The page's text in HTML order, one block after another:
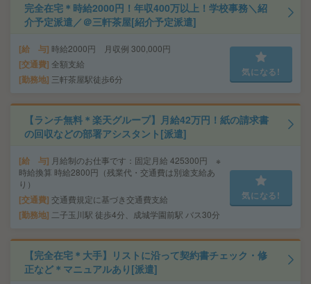
完全在宅＊時給2000円！年収400万以上！学校事務＼紹
介予定派遣／＠三軒茶屋[紹介予定派遣]
給 与 時給2000円 月収例 300,000円
交通費 全額支給
勤務地 三軒茶屋駅徒歩6分
気になる!
【ランチ無料＊楽天グループ】月給42万円！紙の請求書
の回収などの部署アシスタント[派遣]
給 与 月給制のお仕事です：固定月給 425300円 ※
時給換算 時給2800円（残業代・交通費は別途支給あ
り）
交通費 交通費規定に基づき交通費支給
勤務地 二子玉川駅 徒歩4分、成城学園前駅 バス30分
気になる!
【完全在宅＊大手】リストに沿って契約書チェック・修
正など＊マニュアルあり[派遣]